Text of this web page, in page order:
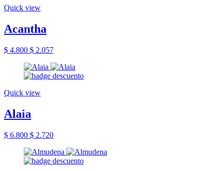
Quick view
Acantha
$ 4.800 $ 2.057
Quick view
Alaia
$ 6.800 $ 2.720